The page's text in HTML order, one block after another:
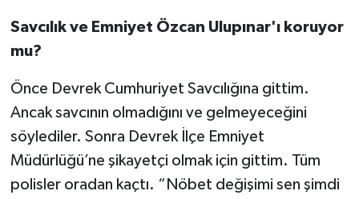
Savcılık ve Emniyet Özcan Ulupınar'ı koruyor
mu?
Önce Devrek Cumhuriyet Savcılığına gittim.
Ancak savcının olmadığını ve gelmeyeceğini
söylediler. Sonra Devrek İlçe Emniyet
Müdürlüğü’ne şikayetçi olmak için gittim. Tüm
polisler oradan kaçtı. “Nöbet değişimi sen şimdi